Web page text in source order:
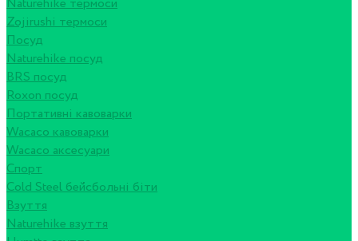
Naturehike термоси
Zojirushi термоси
Посуд
Naturehike посуд
BRS посуд
Roxon посуд
Портативні кавоварки
Wacaco кавоварки
Wacaco аксесуари
Спорт
Cold Steel бейсбольні біти
Взуття
Naturehike взуття